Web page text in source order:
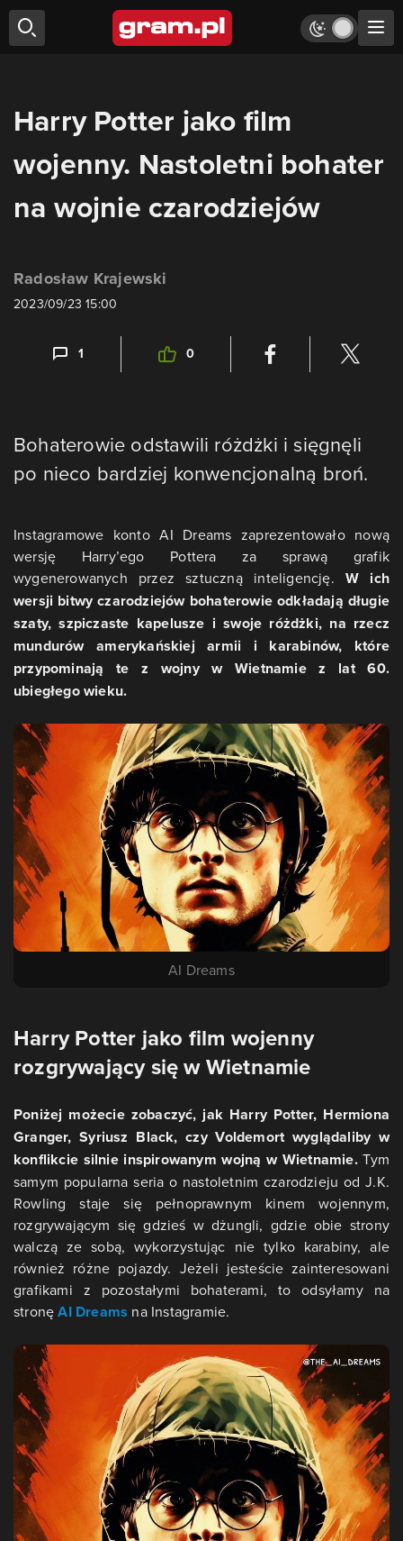
Harry Potter jako film
wojenny. Nastoletni bohater
na wojnie czarodziejów
Radosław Krajewski
2023/09/23 15:00
1 0
Bohaterowie odstawili różdżki i sięgnęli
po nieco bardziej konwencjonalną broń.
Instagramowe konto AI Dreams zaprezentowało nową
wersję Harry’ego Pottera za sprawą grafik
wygenerowanych przez sztuczną inteligencję. W ich
wersji bitwy czarodziejów bohaterowie odkładają długie
szaty, szpiczaste kapelusze i swoje różdżki, na rzecz
mundurów amerykańskiej armii i karabinów, które
przypominają te z wojny w Wietnamie z lat 60.
ubiegłego wieku.
AI Dreams
Harry Potter jako film wojenny
rozgrywający się w Wietnamie
Poniżej możecie zobaczyć, jak Harry Potter, Hermiona
Granger, Syriusz Black, czy Voldemort wyglądaliby w
konflikcie silnie inspirowanym wojną w Wietnamie.Tym
samym popularna seria o nastoletnim czarodzieju od J.K.
Rowling staje się pełnoprawnym kinem wojennym,
rozgrywającym się gdzieś w dżungli, gdzie obie strony
walczą ze sobą, wykorzystując nie tylko karabiny, ale
również różne pojazdy. Jeżeli jesteście zainteresowani
grafikami z pozostałymi bohaterami, to odsyłamy na
stronęAI Dreams na Instagramie.